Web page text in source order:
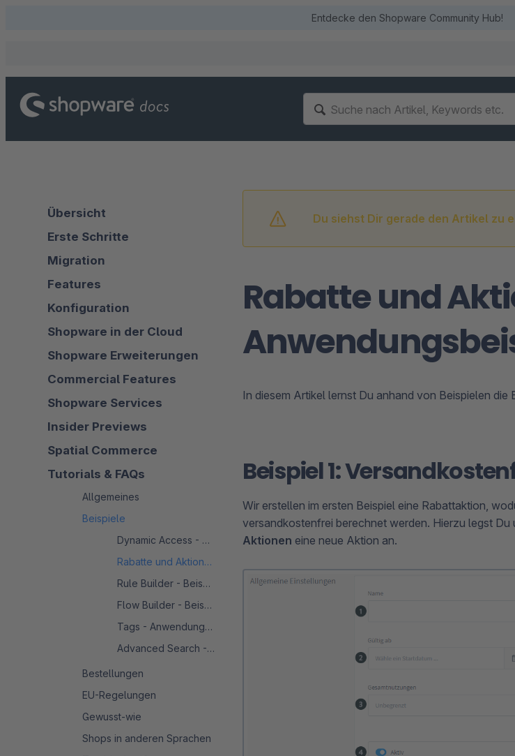
Entdecke den Shopware Community Hub!
Übersicht
Erste Schritte
Migration
Features
Konfiguration
Shopware in der Cloud
Shopware Erweiterungen
Commercial Features
Shopware Services
Insider Previews
Spatial Commerce
Tutorials & FAQs
Allgemeines
Beispiele
Dynamic Access - Beispielkonfiguration
Rabatte und Aktionen - Anwendungsbeispiele
Rule Builder - Beispielregeln
Flow Builder - Beispielflows
Tags - Anwendungsbeispiele
Advanced Search - Beispiele
Bestellungen
EU-Regelungen
Gewusst-wie
Shops in anderen Sprachen
Du siehst Dir gerade den Artikel zu
Rabatte und
In diesem Artikel lernst Du anhand von Beispielen die
Beispiel 1:
Wir erstellen im ersten Beispiel eine Rabattaktion,
versandkostenfrei berechnet werden. Hierzu legst Du
Aktionen eine neue Aktion an.